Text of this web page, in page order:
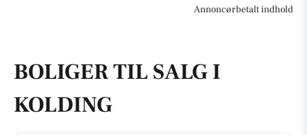
Annoncørbetalt indhold
BOLIGER TIL SALG I
KOLDING